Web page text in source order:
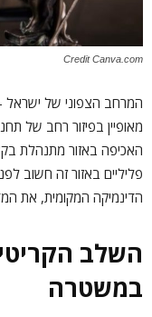
Credit Canva.com
המרחב הצפוני של ישראל
מאופיין בפיזור רחב של
האכיפה באזור מתנהלת
פליליים באזור זה חשוב
הדינמיקה המקומית, את
השלב
במשטרה